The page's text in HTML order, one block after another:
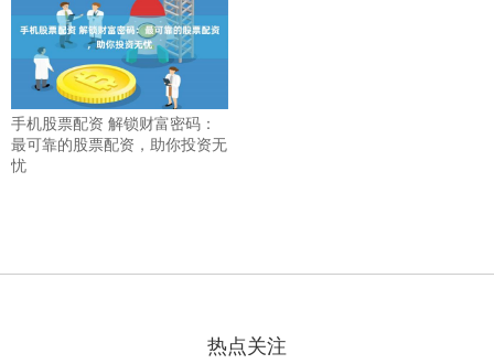
手机股票配资 解锁财富密码：
最可靠的股票配资，助你投资无
忧
热点关注